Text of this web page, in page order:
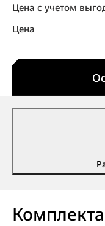
Цена с учетом
Цена